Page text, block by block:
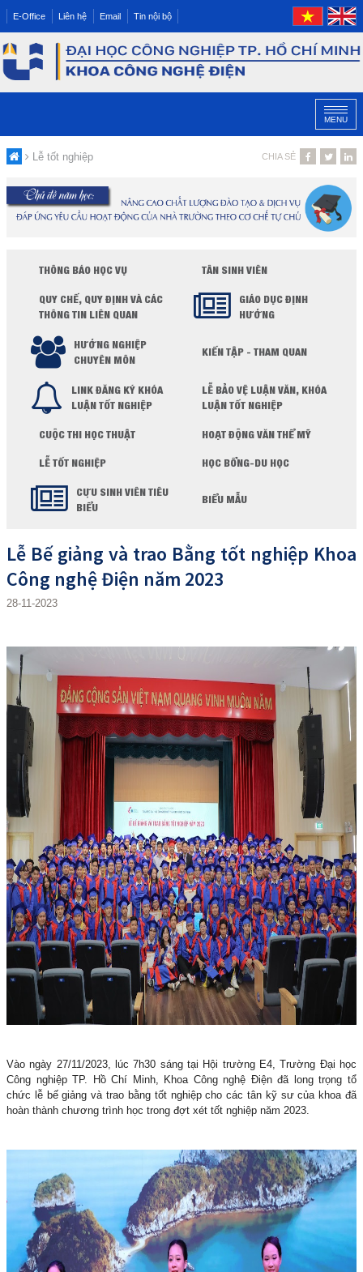
E-Office Liên hệ Email Tin nội bộ
MENU
Lễ tốt nghiệp CHIA SẺ
THÔNG BÁO HỌC VỤ TÂN SINH VIÊN
QUY CHẾ, QUY ĐỊNH VÀ CÁC
THÔNG TIN LIÊN QUAN
GIÁO DỤC ĐỊNH
HƯỚNG
HƯỚNG NGHIỆP
CHUYÊN MÔN
KIẾN TẬP - THAM QUAN
LINK ĐĂNG KÝ KHÓA
LUẬN TỐT NGHIỆP
LỄ BẢO VỆ LUẬN VĂN, KHÓA
LUẬN TỐT NGHIỆP
CUỘC THI HỌC THUẬT HOẠT ĐỘNG VĂN THỂ MỸ
LỄ TỐT NGHIỆP HỌC BỔNG-DU HỌC
CỰU SINH VIÊN TIÊU
BIỂU
BIỂU MẪU
Lễ Bế giảng và trao Bằng tốt nghiệp Khoa
Công nghệ Điện năm 2023
28-11-2023
Vào ngày 27/11/2023, lúc 7h30 sáng tại Hội trường E4, Trường Đại học
Công nghiệp TP. Hồ Chí Minh, Khoa Công nghệ Điện đã long trọng tổ
chức lễ bế giảng và trao bằng tốt nghiệp cho các tân kỹ sư của khoa đã
hoàn thành chương trình học trong đợt xét tốt nghiệp năm 2023.